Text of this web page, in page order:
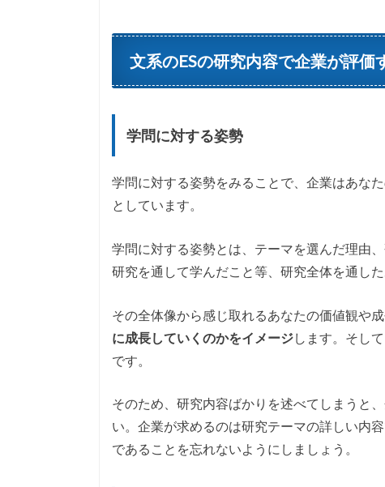
文系のESの研究内容で企業が評価
学問に対する姿勢
学問に対する姿勢をみることで、企業はあな
としています。
学問に対する姿勢とは、テーマを選んだ理由
研究を通して学んだこと等、研究全体を通し
その全体像から感じ取れるあなたの価値観や
に成長していくのかをイメージします。そし
です。
そのため、研究内容ばかりを述べてしまうと
い。企業が求めるのは研究テーマの詳しい内
であることを忘れないようにしましょう。